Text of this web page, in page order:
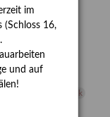
Heldinnen
Kunst
Kunst von Kühl
Lehmbruck
im
(Schloss 16,
und auf